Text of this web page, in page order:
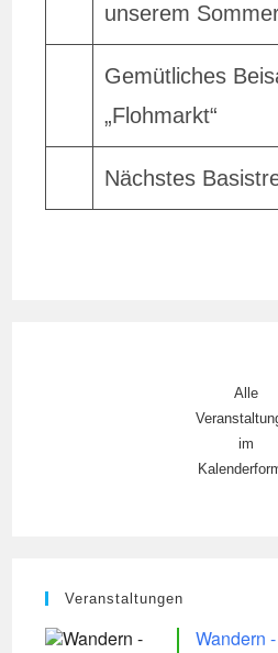
unserem
Gemütliches
„Flohmarkt“
Nächstes
Alle
im
Veranstaltungen
Wandern